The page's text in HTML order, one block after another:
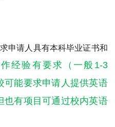
请人具有本科毕业证书和
经验有要求（一般1-3
可能要求申请人提供英语
也有项目可通过校内英语